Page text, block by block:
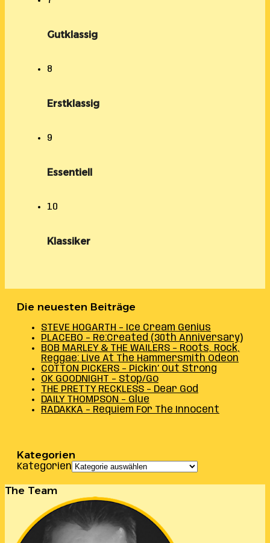
Gutklassig
8
Erstklassig
9
Essentiell
10
Klassiker
Die neuesten Beiträge
STEVE HOGARTH – Ice Cream Genius
PLACEBO – Re:Created (30th Anniversary)
BOB MARLEY & THE WAILERS – Roots, Rock,
Reggae: Live At The Hammersmith Odeon
COTTON PICKERS – Pickin’ Out Strong
OK GOODNIGHT – Stop/Go
THE PRETTY RECKLESS – Dear God
DAILY THOMPSON – Glue
RADAKKA – Requiem For The Innocent
Kategorien
Kategorien
The Team